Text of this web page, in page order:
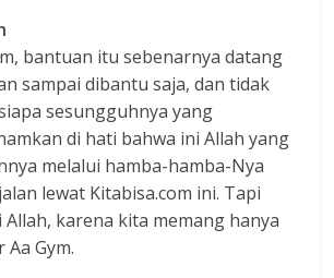
bantuan itu sebenarnya datang
sampai dibantu saja, dan tidak
sesungguhnya yang
di hati bahwa ini Allah yang
melalui hamba-hamba-Nya
lewat Kitabisa.com ini. Tapi
karena kita memang hanya
Gym.